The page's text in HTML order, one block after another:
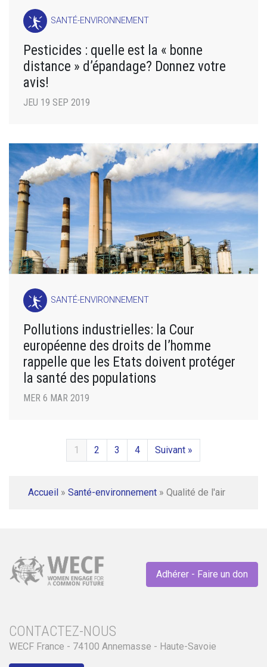
SANTÉ-ENVIRONNEMENT
Pesticides : quelle est la « bonne
distance » d’épandage? Donnez votre
avis!
JEU 19 SEP 2019
SANTÉ-ENVIRONNEMENT
Pollutions industrielles: la Cour
européenne des droits de l’homme
rappelle que les Etats doivent protéger
la santé des populations
MER 6 MAR 2019
1 2 3 4 Suivant »
Accueil » Santé-environnement » Qualité de l'air
Adhérer - Faire un don
CONTACTEZ-NOUS
WECF France - 74100 Annemasse - Haute-Savoie